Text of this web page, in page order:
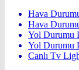
Hava
Hava
Yol Durumu
Yol Durumu
Canlı Tv